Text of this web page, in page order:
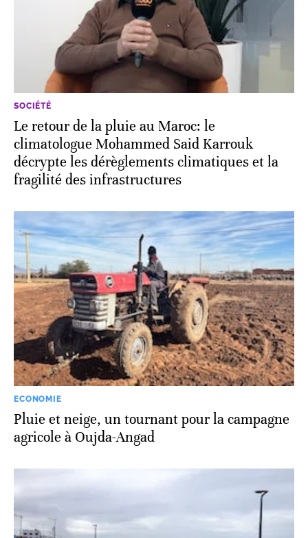
SOCIÉTÉ
Le retour de la pluie au Maroc: le
climatologue Mohammed Said Karrouk
décrypte les dérèglements climatiques et la
fragilité des infrastructures
ECONOMIE
Pluie et neige, un tournant pour la campagne
agricole à Oujda-Angad